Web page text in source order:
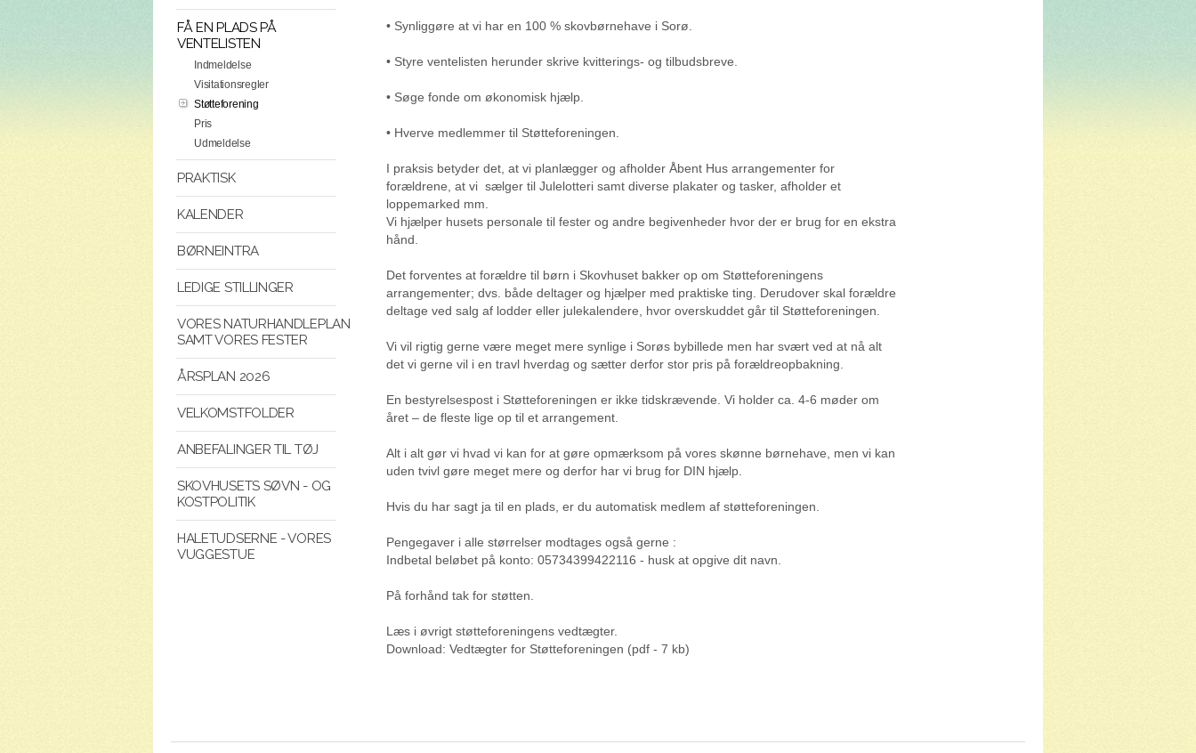
FÅ EN PLADS PÅ
VENTELISTEN
Indmeldelse
Visitationsregler
Støtteforening
Pris
Udmeldelse
PRAKTISK
KALENDER
BØRNEINTRA
LEDIGE STILLINGER
VORES NATURHANDLEPLAN
SAMT VORES FESTER
ÅRSPLAN 2026
VELKOMSTFOLDER
ANBEFALINGER TIL TØJ
SKOVHUSETS SØVN - OG
KOSTPOLITIK
HALETUDSERNE - VORES
VUGGESTUE
• Synliggøre at vi har en 100 % skovbørnehave i Sorø.
• Styre ventelisten herunder skrive kvitterings- og tilbudsbreve.
• Søge fonde om økonomisk hjælp.
• Hverve medlemmer til Støtteforeningen.
I praksis betyder det, at vi planlægger og afholder Åbent Hus arrangementer for
forældrene, at vi sælger til Julelotteri samt diverse plakater og tasker, afholder et
loppemarked mm.
Vi hjælper husets personale til fester og andre begivenheder hvor der er brug for en ekstra
hånd.
Det forventes at forældre til børn i Skovhuset bakker op om Støtteforeningens
arrangementer; dvs. både deltager og hjælper med praktiske ting. Derudover skal forældre
deltage ved salg af lodder eller julekalendere, hvor overskuddet går til Støtteforeningen.
Vi vil rigtig gerne være meget mere synlige i Sorøs bybillede men har svært ved at nå alt
det vi gerne vil i en travl hverdag og sætter derfor stor pris på forældreopbakning.
En bestyrelsespost i Støtteforeningen er ikke tidskrævende. Vi holder ca. 4-6 møder om
året – de fleste lige op til et arrangement.
Alt i alt gør vi hvad vi kan for at gøre opmærksom på vores skønne børnehave, men vi kan
uden tvivl gøre meget mere og derfor har vi brug for DIN hjælp.
Hvis du har sagt ja til en plads, er du automatisk medlem af støtteforeningen.
Pengegaver i alle størrelser modtages også gerne :
Indbetal beløbet på konto: 05734399422116 - husk at opgive dit navn.
På forhånd tak for støtten.
Læs i øvrigt støtteforeningens vedtægter.
Download: Vedtægter for Støtteforeningen (pdf - 7 kb)